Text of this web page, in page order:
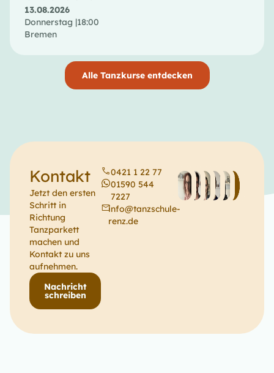
13.08.2026
Donnerstag |18:00
Bremen
Alle Tanzkurse entdecken
Kontakt
Jetzt den ersten
Schritt in
Richtung
Tanzparkett
machen und
Kontakt zu uns
aufnehmen.
Nachricht
schreiben
0421 1 22 77
01590 544
7227
info@tanzschule-
renz.de